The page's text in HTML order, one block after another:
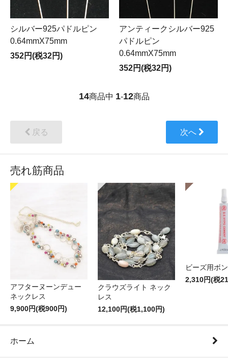
シルバー925パドルピン
0.64mmX75mm
352円(税32円)
アンティークシルバー925
パドルピン
0.64mmX75mm
352円(税32円)
14商品中 1-12商品
戻る 次へ
売れ筋商品
アフターヌーンデュー
ネックレス
9,900円(税900円)
クラウズライト ネック
レス
12,100円(税1,100円)
ビーズ用ボ
2,310円(税
ホーム